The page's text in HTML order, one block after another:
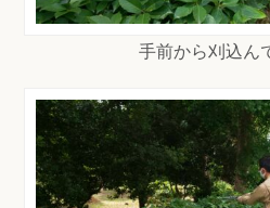
手前から刈込ん